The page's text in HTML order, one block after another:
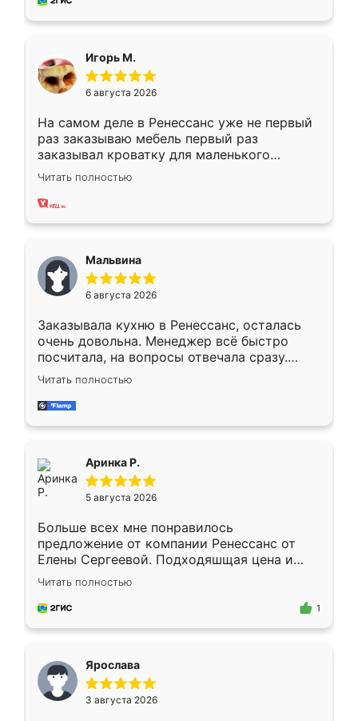
Игорь М.
6 августа 2026
На самом деле в Ренессанс уже не первый
раз заказываю мебель первый раз
заказывал кроватку для маленького
ребёнка при его рождении ,во второй раз
заказал шкаф-купе. По качеству очень
хорошее сборка достаточно быстрая,
меньше, здесь же он более разнообразный.
Мне нравится ,если что-то потребуется из
мебели буду заказывать только здесь.
Читать полностью
Мальвина
6 августа 2026
Заказывала кухню в Ренессанс, осталась
очень довольна. Менеджер всё быстро
посчитала, на вопросы отвечала сразу.
Замерщик приехал в субботу, подошёл к
делу со всей ответственностью. Собрали
за день, ребята работали аккуратно, даже
Читать полностью
Аринка Р.
5 августа 2026
Больше всех мне понравилось
предложение от компании Ренессанс от
Елены Сергеевой. Подходяшщая цена и
короткие сроки изготовления. Приехавший
для замера сотрудник Владислав
предложил по моему эскизу самый
Читать полностью
1
Ярослава
3 августа 2026